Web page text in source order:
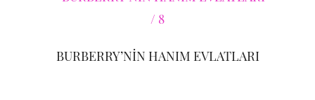
BURBERRY’NİN HANIM EVLATLARI